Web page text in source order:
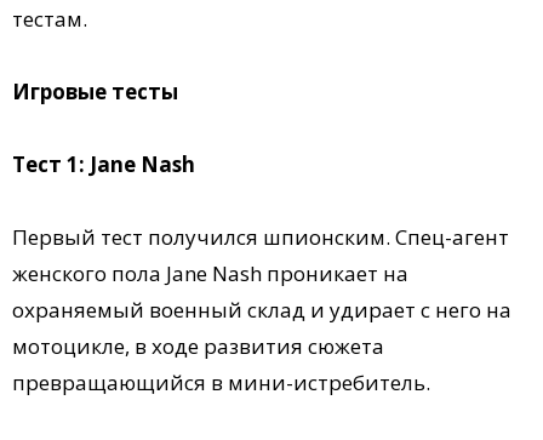
тестам.
Игровые тесты
Тест 1: Jane Nash
Первый тест получился шпионским. Спец-агент
женского пола Jane Nash проникает на
охраняемый военный склад и удирает с него на
мотоцикле, в ходе развития сюжета
превращающийся в мини-истребитель.